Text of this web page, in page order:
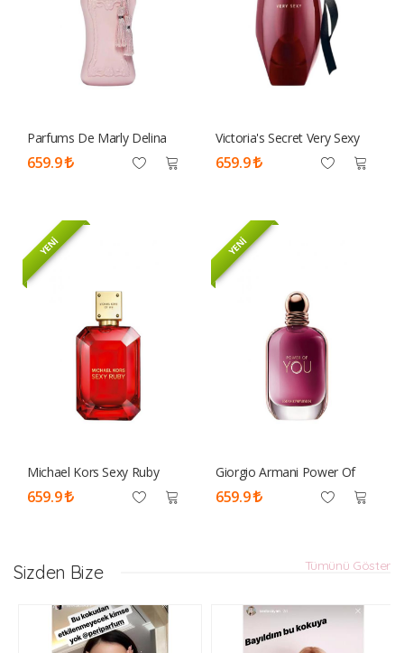
Parfums De Marly Delina
EDP 75 Ml Tester Parfüm
Kadın
659.9
Victoria's Secret Very Sexy
100ml Tester Parfüm Kadın
659.9
YENİ
Michael Kors Sexy Ruby
100ml Tester Parfüm Kadın
659.9
YENİ
Giorgio Armani Power Of
You Edp 90 Ml Tester
Parfüm Kadın
659.9
Sizden Bize Tümünü Göster